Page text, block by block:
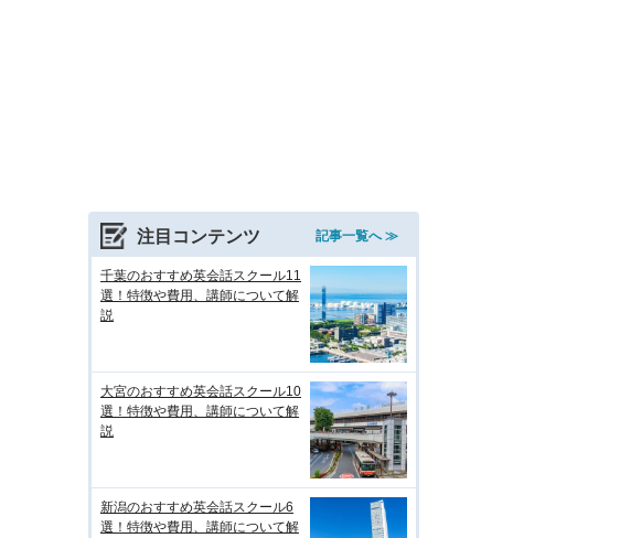
注目コンテンツ 記事一覧へ ≫
千葉のおすすめ英会話スクール11
選！特徴や費用、講師について解
説
大宮のおすすめ英会話スクール10
選！特徴や費用、講師について解
説
新潟のおすすめ英会話スクール6
選！特徴や費用、講師について解